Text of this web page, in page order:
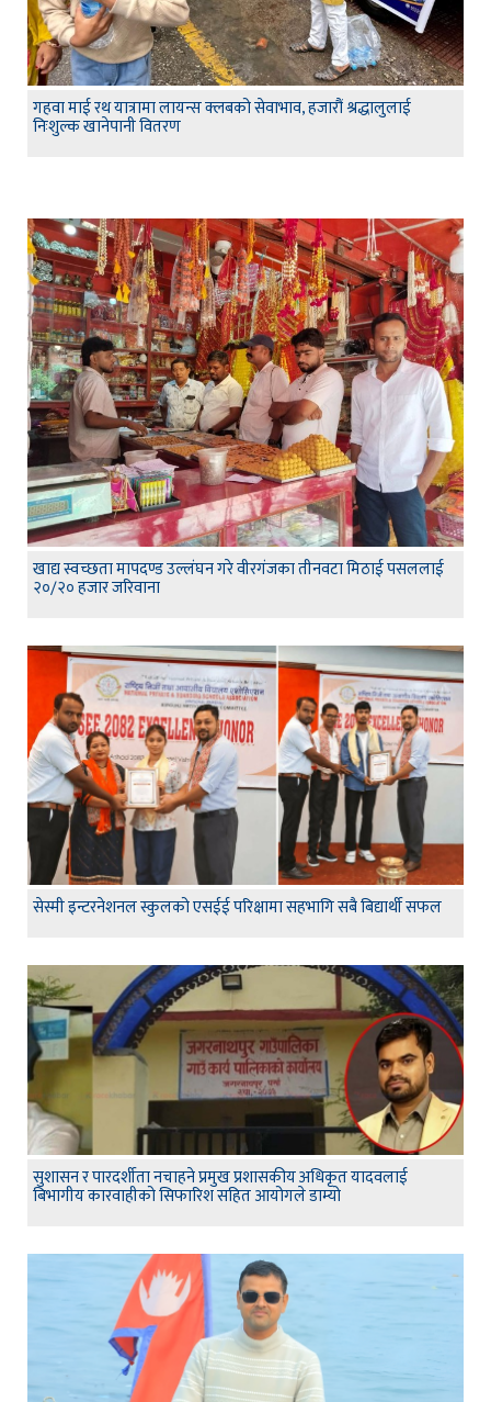
गहवा माई रथ यात्रामा लायन्स क्लबको सेवाभाव, हजारौं श्रद्धालुलाई
निःशुल्क खानेपानी वितरण
खाद्य स्वच्छता मापदण्ड उल्लंघन गरे वीरगंजका तीनवटा मिठाई पसललाई
२०/२० हजार जरिवाना
सेस्मी इन्टरनेशनल स्कुलको एसईई परिक्षामा सहभागि सबै बिद्यार्थी सफल
सुशासन र पारदर्शीता नचाहने प्रमुख प्रशासकीय अधिकृत यादवलाई
बिभागीय कारवाहीको सिफारिश सहित आयोगले डाम्यो